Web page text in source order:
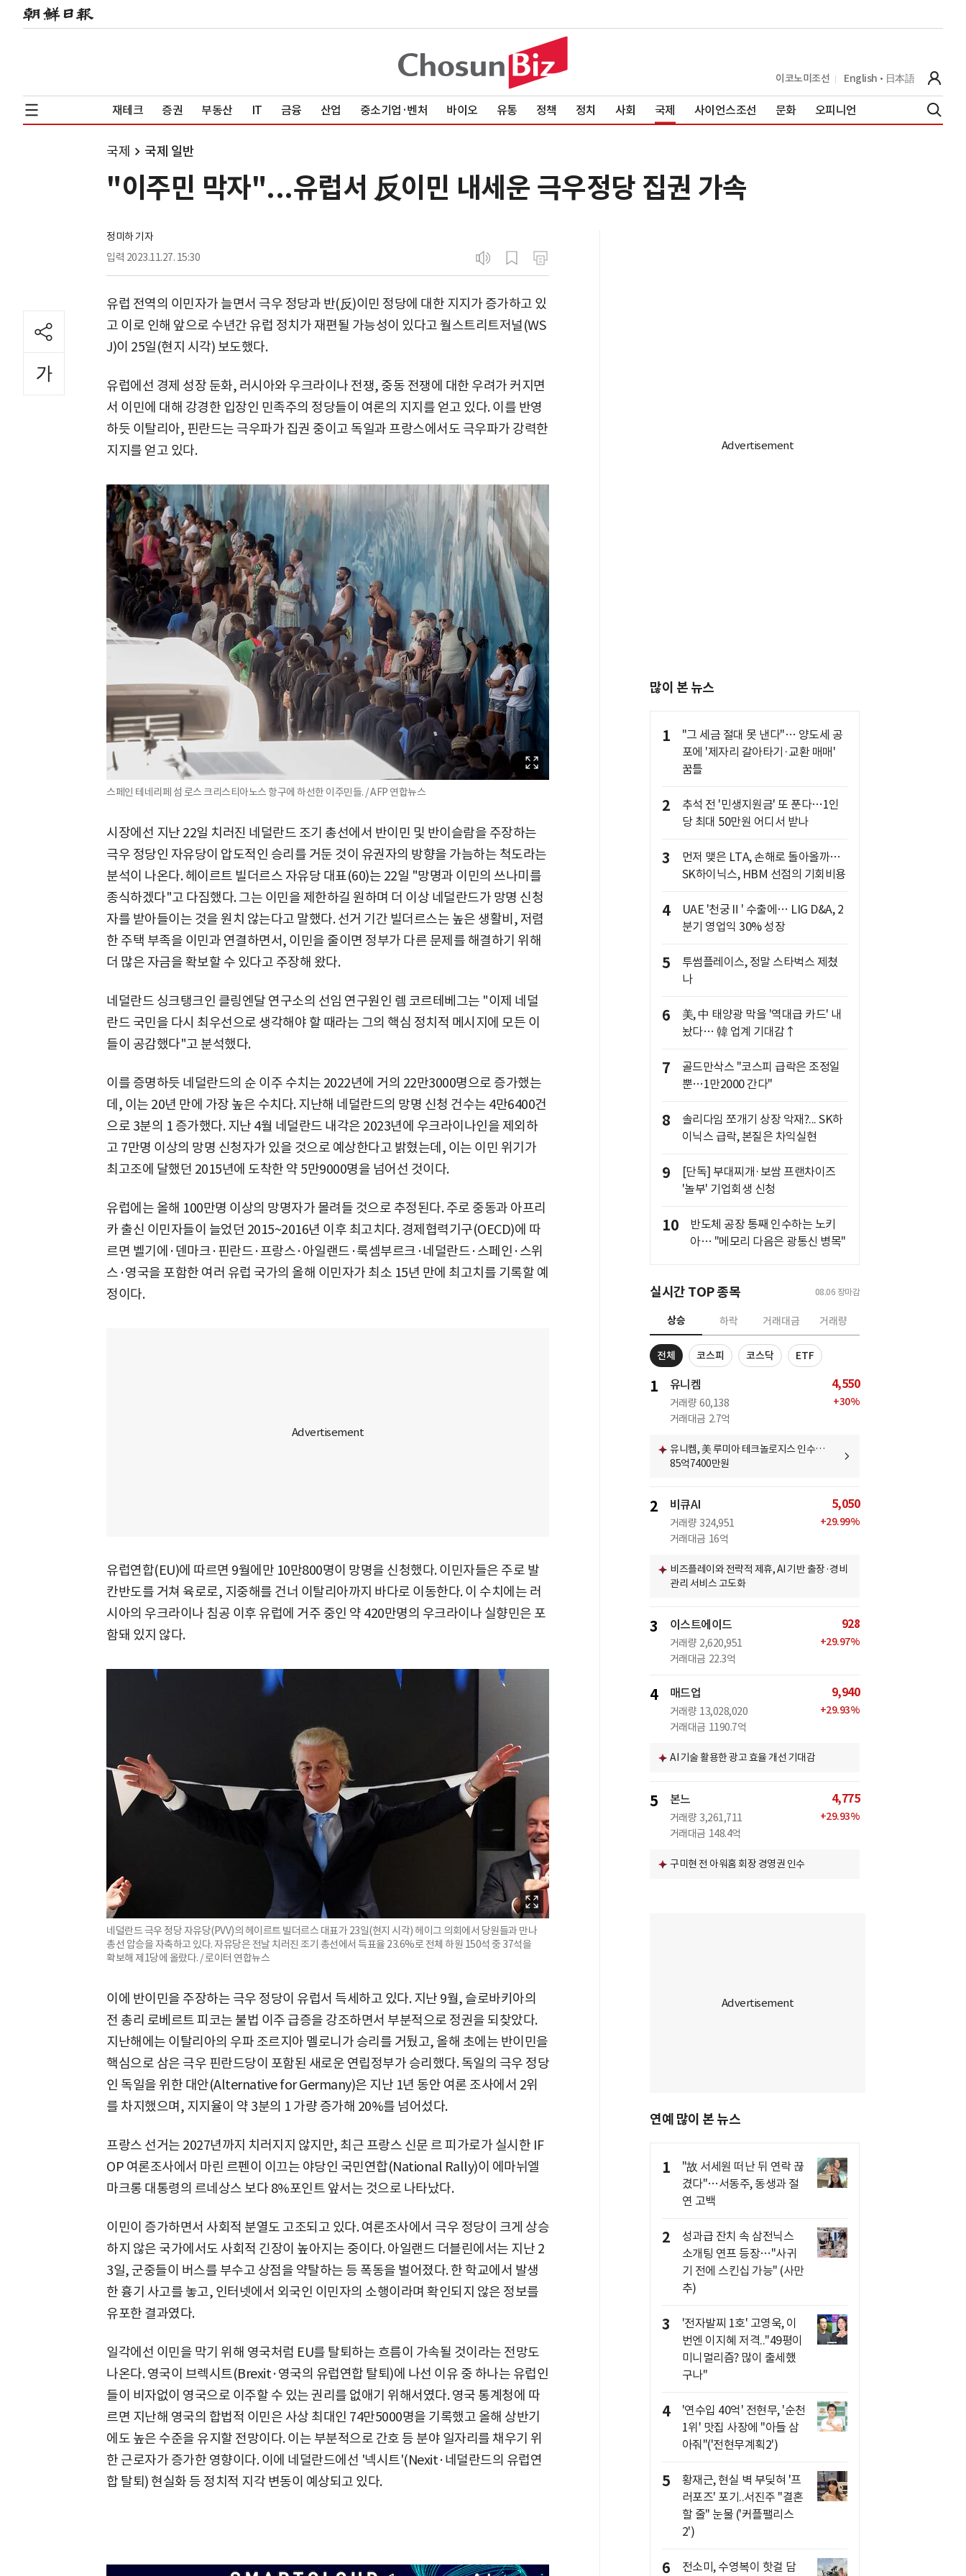
이코노미조선 English 日本語
재테크 증권 부동산 IT 금융 산업 중소기업·벤처 바이오 유통 정책 정치 사회 국제 사이언스조선 문화 오피니언
국제 국제 일반
"이주민 막자"...유럽서 反이민 내세운 극우정당 집권 가속
정미하 기자
입력 2023.11.27. 15:30
유럽 전역의 이민자가 늘면서 극우 정당과 반(反)이민 정당에 대한 지지가 증가하고 있
고 이로 인해 앞으로 수년간 유럽 정치가 재편될 가능성이 있다고 월스트리트저널(WS
J)이 25일(현지 시각) 보도했다.
유럽에선 경제 성장 둔화, 러시아와 우크라이나 전쟁, 중동 전쟁에 대한 우려가 커지면
서 이민에 대해 강경한 입장인 민족주의 정당들이 여론의 지지를 얻고 있다. 이를 반영
하듯 이탈리아, 핀란드는 극우파가 집권 중이고 독일과 프랑스에서도 극우파가 강력한
지지를 얻고 있다.
스페인 테네리페 섬 로스 크리스티아노스 항구에 하선한 이주민들. / AFP 연합뉴스
시장에선 지난 22일 치러진 네덜란드 조기 총선에서 반이민 및 반이슬람을 주장하는
극우 정당인 자유당이 압도적인 승리를 거둔 것이 유권자의 방향을 가늠하는 척도라는
분석이 나온다. 헤이르트 빌더르스 자유당 대표(60)는 22일 "망명과 이민의 쓰나미를
종식하겠다"고 다짐했다. 그는 이민을 제한하길 원하며 더 이상 네덜란드가 망명 신청
자를 받아들이는 것을 원치 않는다고 말했다. 선거 기간 빌더르스는 높은 생활비, 저렴
한 주택 부족을 이민과 연결하면서, 이민을 줄이면 정부가 다른 문제를 해결하기 위해
더 많은 자금을 확보할 수 있다고 주장해 왔다.
네덜란드 싱크탱크인 클링엔달 연구소의 선임 연구원인 렘 코르테베그는 "이제 네덜
란드 국민을 다시 최우선으로 생각해야 할 때라는 그의 핵심 정치적 메시지에 모든 이
들이 공감했다"고 분석했다.
이를 증명하듯 네덜란드의 순 이주 수치는 2022년에 거의 22만3000명으로 증가했는
데, 이는 20년 만에 가장 높은 수치다. 지난해 네덜란드의 망명 신청 건수는 4만6400건
으로 3분의 1 증가했다. 지난 4월 네덜란드 내각은 2023년에 우크라이나인을 제외하
고 7만명 이상의 망명 신청자가 있을 것으로 예상한다고 밝혔는데, 이는 이민 위기가
최고조에 달했던 2015년에 도착한 약 5만9000명을 넘어선 것이다.
유럽에는 올해 100만명 이상의 망명자가 몰려들 것으로 추정된다. 주로 중동과 아프리
카 출신 이민자들이 늘었던 2015~2016년 이후 최고치다. 경제협력기구(OECD)에 따
르면 벨기에·덴마크·핀란드·프랑스·아일랜드·룩셈부르크·네덜란드·스페인·스위
스·영국을 포함한 여러 유럽 국가의 올해 이민자가 최소 15년 만에 최고치를 기록할 예
정이다.
유럽연합(EU)에 따르면 9월에만 10만800명이 망명을 신청했다. 이민자들은 주로 발
칸반도를 거쳐 육로로, 지중해를 건너 이탈리아까지 바다로 이동한다. 이 수치에는 러
시아의 우크라이나 침공 이후 유럽에 거주 중인 약 420만명의 우크라이나 실향민은 포
함돼 있지 않다.
네덜란드 극우 정당 자유당(PVV)의 헤이르트 빌더르스 대표가 23일(현지 시각) 헤이그 의회에서 당원들과 만나
총선 압승을 자축하고 있다. 자유당은 전날 치러진 조기 총선에서 득표율 23.6%로 전체 하원 150석 중 37석을
확보해 제1당에 올랐다. / 로이터 연합뉴스
이에 반이민을 주장하는 극우 정당이 유럽서 득세하고 있다. 지난 9월, 슬로바키아의
전 총리 로베르트 피코는 불법 이주 급증을 강조하면서 부분적으로 정권을 되찾았다.
지난해에는 이탈리아의 우파 조르지아 멜로니가 승리를 거뒀고, 올해 초에는 반이민을
핵심으로 삼은 극우 핀란드당이 포함된 새로운 연립정부가 승리했다. 독일의 극우 정당
인 독일을 위한 대안(Alternative for Germany)은 지난 1년 동안 여론 조사에서 2위
를 차지했으며, 지지율이 약 3분의 1 가량 증가해 20%를 넘어섰다.
프랑스 선거는 2027년까지 치러지지 않지만, 최근 프랑스 신문 르 피가로가 실시한 IF
OP 여론조사에서 마린 르펜이 이끄는 야당인 국민연합(National Rally)이 에마뉘엘
마크롱 대통령의 르네상스 보다 8%포인트 앞서는 것으로 나타났다.
이민이 증가하면서 사회적 분열도 고조되고 있다. 여론조사에서 극우 정당이 크게 상승
하지 않은 국가에서도 사회적 긴장이 높아지는 중이다. 아일랜드 더블린에서는 지난 2
3일, 군중들이 버스를 부수고 상점을 약탈하는 등 폭동을 벌어졌다. 한 학교에서 발생
한 흉기 사고를 놓고, 인터넷에서 외국인 이민자의 소행이라며 확인되지 않은 정보를
유포한 결과였다.
일각에선 이민을 막기 위해 영국처럼 EU를 탈퇴하는 흐름이 가속될 것이라는 전망도
나온다. 영국이 브렉시트(Brexit·영국의 유럽연합 탈퇴)에 나선 이유 중 하나는 유럽인
들이 비자없이 영국으로 이주할 수 있는 권리를 없애기 위해서였다. 영국 통계청에 따
르면 지난해 영국의 합법적 이민은 사상 최대인 74만5000명을 기록했고 올해 상반기
에도 높은 수준을 유지할 전망이다. 이는 부분적으로 간호 등 분야 일자리를 채우기 위
한 근로자가 증가한 영향이다. 이에 네덜란드에선 '넥시트'(Nexit·네덜란드의 유럽연
합 탈퇴) 현실화 등 정치적 지각 변동이 예상되고 있다.
많이 본 뉴스
1
"그 세금 절대 못 낸다"… 양도세 공
포에 '제자리 갈아타기·교환 매매'
꿈틀
2
추석 전 '민생지원금' 또 푼다…1인
당 최대 50만원 어디서 받나
3
먼저 맺은 LTA, 손해로 돌아올까…
SK하이닉스, HBM 선점의 기회비용
4
UAE '천궁Ⅱ' 수출에… LIG D&A, 2
분기 영업익 30% 성장
5
투썸플레이스, 정말 스타벅스 제쳤
나
6
美, 中 태양광 막을 '역대급 카드' 내
놨다… 韓 업계 기대감↑
7
골드만삭스 "코스피 급락은 조정일
뿐…1만2000 간다"
8
솔리다임 쪼개기 상장 악재?... SK하
이닉스 급락, 본질은 차익실현
9
[단독] 부대찌개·보쌈 프랜차이즈
'놀부' 기업회생 신청
10
반도체 공장 통째 인수하는 노키
아… "메모리 다음은 광통신 병목"
실시간 TOP 종목 08.06 장마감
상승 하락 거래대금 거래량
전체 코스피 코스닥 ETF
1 유니켐
거래량 60,138
거래대금 2.7억
4,550
+30%
유니켐, 美 루미아 테크놀로지스 인수…
85억7400만원
2 비큐AI
거래량 324,951
거래대금 16억
5,050
+29.99%
비즈플레이와 전략적 제휴, AI 기반 출장·경비
관리 서비스 고도화
3 이스트에이드
거래량 2,620,951
거래대금 22.3억
928
+29.97%
4 매드업
거래량 13,028,020
거래대금 1190.7억
9,940
+29.93%
AI 기술 활용한 광고 효율 개선 기대감
5 본느
거래량 3,261,711
거래대금 148.4억
4,775
+29.93%
구미현 전 아워홈 회장 경영권 인수
연예 많이 본 뉴스
1
"故 서세원 떠난 뒤 연락 끊
겼다"…서동주, 동생과 절
연 고백
2
성과급 잔치 속 삼전닉스
소개팅 연프 등장…"사귀
기 전에 스킨십 가능" (사만
추)
3
'전자발찌 1호' 고영욱, 이
번엔 이지혜 저격.."49평이
미니멀리즘? 많이 출세했
구나"
4
'연수입 40억' 전현무, '순천
1위' 맛집 사장에 "아들 삼
아줘"('전현무계획2')
5
황재근, 현실 벽 부딪혀 '프
러포즈' 포기..서진주 "결혼
할 줄" 눈물 ('커플팰리스
2')
6 전소미, 수영복이 핫걸 담